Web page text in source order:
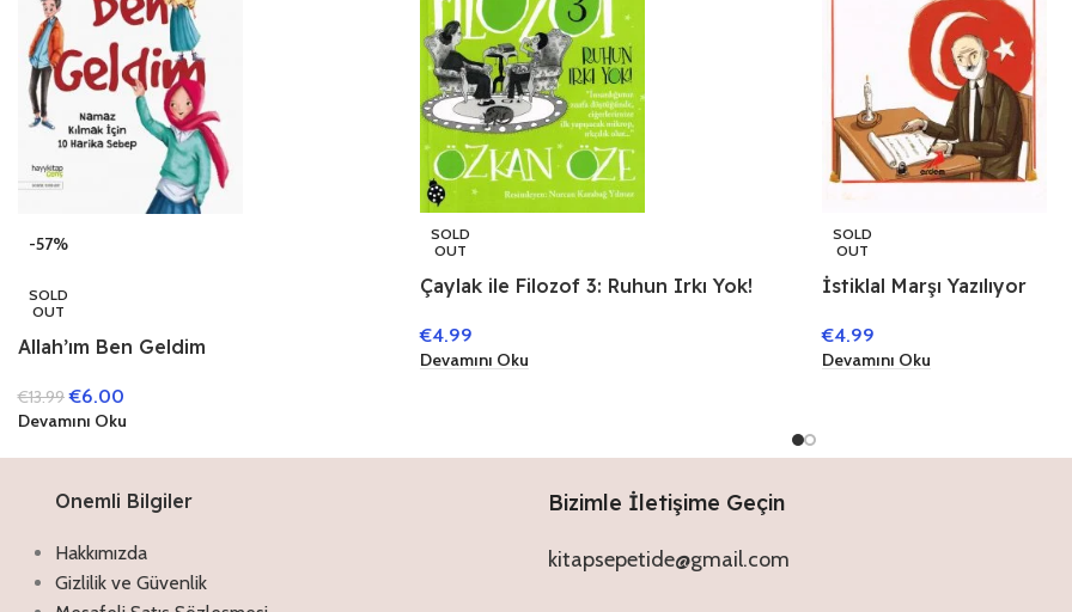
-57%
SOLD
OUT
Allah’ım Ben Geldim
€13.99 €6.00
Devamını Oku
SOLD
OUT
Çaylak ile Filozof 3: Ruhun Irkı Yok!
€4.99
Devamını Oku
SOLD
OUT
İstiklal Marşı Yazılıyor
€4.99
Devamını Oku
Onemli Bilgiler
Hakkımızda
Gizlilik ve Güvenlik
Bizimle İletişime Geçin
kitapsepetide@gmail.com